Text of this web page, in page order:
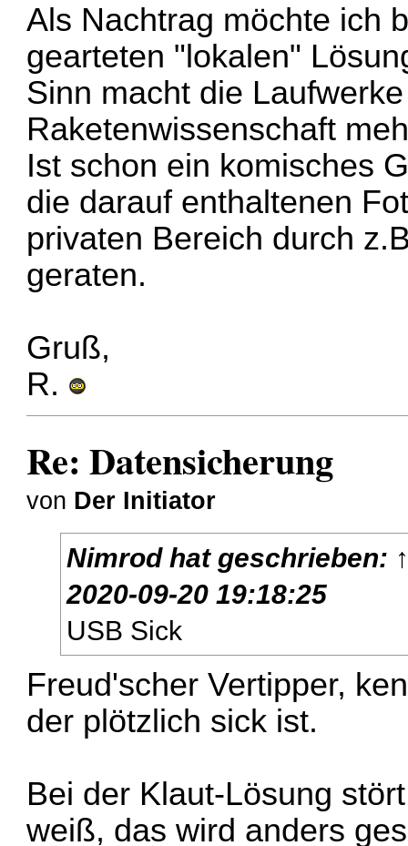
Als Nachtrag möchte ich
gearteten "lokalen"
Sinn macht die
Raketenwissenschaft
Ist schon ein komisches
die darauf enthaltenen
privaten Bereich durch
geraten.
Gruß,
R.
Re: Datensicherung
von Der Initiator
Nimrodhat geschrieben:
2020-09-20 19:18:25
USB Sick
Freud'scher Vertipper,
der plötzlich sick ist.
Bei der Klaut-Lösung
weiß, das wird anders